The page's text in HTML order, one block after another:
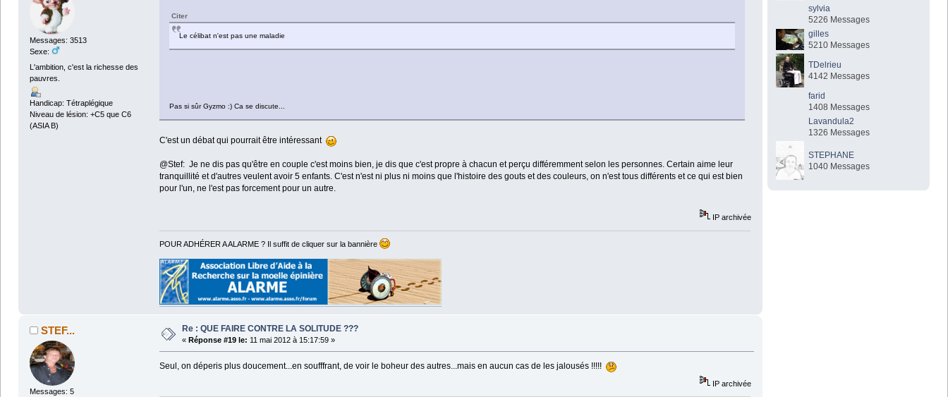
Messages: 3513
Sexe:
L'ambition, c'est la richesse des
pauvres.
Handicap: Tétraplégique
Niveau de lésion: +C5 que C6
(ASIA B)
Citer
Le célibat n'est pas une maladie
Pas si sûr Gyzmo :) Ca se discute...
C'est un débat qui pourrait être intéressant
@Stef: Je ne dis pas qu'être en couple c'est moins bien, je dis que c'est propre à chacun et perçu différemment selon les personnes. Certain aime leur
tranquillité et d'autres veulent avoir 5 enfants. C'est n'est ni plus ni moins que l'histoire des gouts et des couleurs, on n'est tous différents et ce qui est bien
pour l'un, ne l'est pas forcement pour un autre.
IP archivée
POUR ADHÉRER A ALARME ? Il suffit de cliquer sur la bannière
STEF...
Messages: 5
Re : QUE FAIRE CONTRE LA SOLITUDE ???
« Réponse #19 le: 11 mai 2012 à 15:17:59 »
Seul, on déperis plus doucement...en soufffrant, de voir le boheur des autres...mais en aucun cas de les jalousés !!!!!
IP archivée
sylvia
5226 Messages
gilles
5210 Messages
TDelrieu
4142 Messages
farid
1408 Messages
Lavandula2
1326 Messages
STEPHANE
1040 Messages